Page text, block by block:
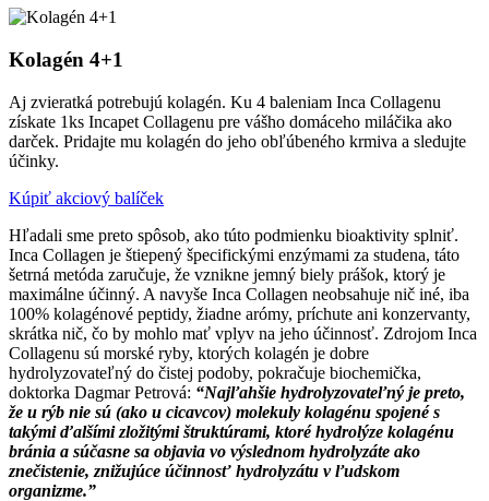
Kolagén 4+1
Aj zvieratká potrebujú kolagén. Ku 4 baleniam Inca Collagenu
získate 1ks Incapet Collagenu pre vášho domáceho miláčika ako
darček. Pridajte mu kolagén do jeho obľúbeného krmiva a sledujte
účinky.
Kúpiť akciový balíček
Hľadali sme preto spôsob, ako túto podmienku bioaktivity splniť.
Inca Collagen je štiepený špecifickými enzýmami za studena, táto
šetrná metóda zaručuje, že vznikne jemný biely prášok, ktorý je
maximálne účinný. A navyše Inca Collagen neobsahuje nič iné, iba
100% kolagénové peptidy, žiadne arómy, príchute ani konzervanty,
skrátka nič, čo by mohlo mať vplyv na jeho účinnosť. Zdrojom Inca
Collagenu sú morské ryby, ktorých kolagén je dobre
hydrolyzovateľný do čistej podoby, pokračuje biochemička,
doktorka Dagmar Petrová: “Najľahšie hydrolyzovateľný je preto,
že u rýb nie sú (ako u cicavcov) molekuly kolagénu spojené s
takými ďalšími zložitými štruktúrami, ktoré hydrolýze kolagénu
bránia a súčasne sa objavia vo výslednom hydrolyzáte ako
znečistenie, znižujúce účinnosť hydrolyzátu v ľudskom
organizme.”